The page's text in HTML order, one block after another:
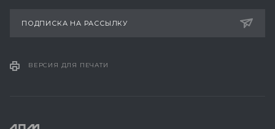
ПОДПИСКА НА РАССЫЛКУ
ВЕРСИЯ ДЛЯ ПЕЧАТИ